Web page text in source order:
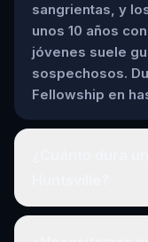
sangrientas, y
unos 10 años
jóvenes suele
sospechosos.
Fellowship en